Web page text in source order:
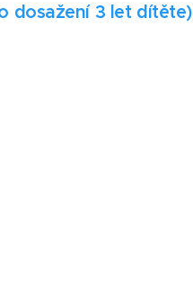
dosažení 3 let dítěte)